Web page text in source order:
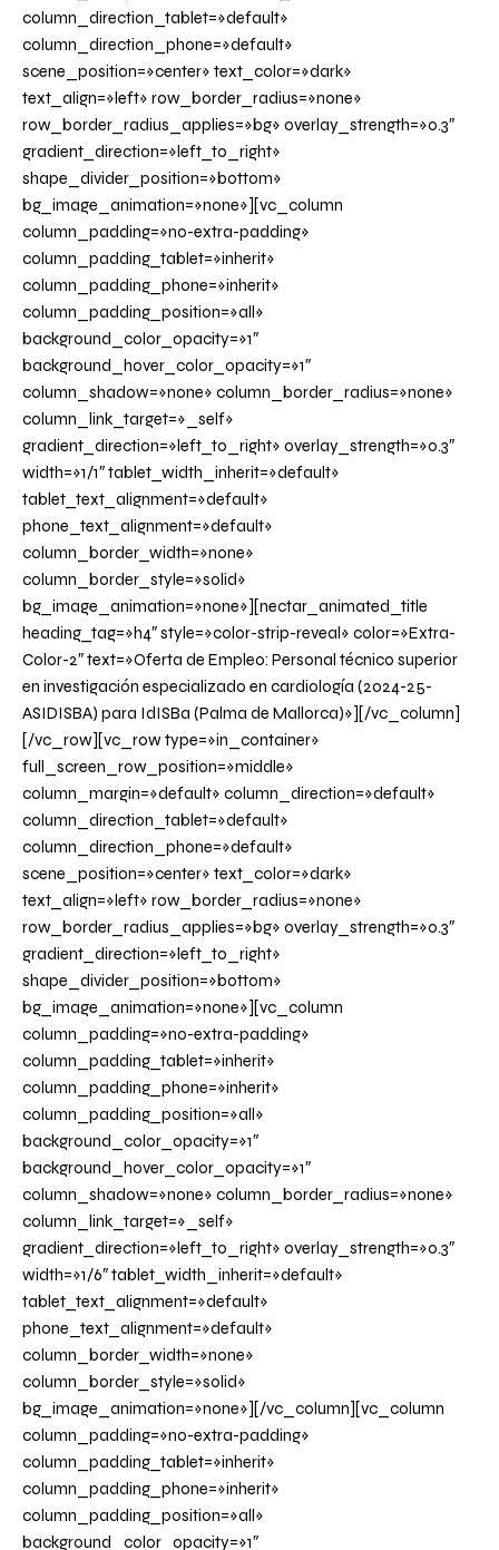
column_direction_tablet=»default»
column_direction_phone=»default»
scene_position=»center» text_color=»dark»
text_align=»left» row_border_radius=»none»
row_border_radius_applies=»bg» overlay_strength=»0.3″
gradient_direction=»left_to_right»
shape_divider_position=»bottom»
bg_image_animation=»none»][vc_column
column_padding=»no-extra-padding»
column_padding_tablet=»inherit»
column_padding_phone=»inherit»
column_padding_position=»all»
background_color_opacity=»1″
background_hover_color_opacity=»1″
column_shadow=»none» column_border_radius=»none»
column_link_target=»_self»
gradient_direction=»left_to_right» overlay_strength=»0.3″
width=»1/1″ tablet_width_inherit=»default»
tablet_text_alignment=»default»
phone_text_alignment=»default»
column_border_width=»none»
column_border_style=»solid»
bg_image_animation=»none»][nectar_animated_title
heading_tag=»h4″ style=»color-strip-reveal» color=»Extra-
Color-2″ text=»Oferta de Empleo: Personal técnico superior
en investigación especializado en cardiología (2024-25-
ASIDISBA) para IdISBa (Palma de Mallorca)»][/vc_column]
[/vc_row][vc_row type=»in_container»
full_screen_row_position=»middle»
column_margin=»default» column_direction=»default»
column_direction_tablet=»default»
column_direction_phone=»default»
scene_position=»center» text_color=»dark»
text_align=»left» row_border_radius=»none»
row_border_radius_applies=»bg» overlay_strength=»0.3″
gradient_direction=»left_to_right»
shape_divider_position=»bottom»
bg_image_animation=»none»][vc_column
column_padding=»no-extra-padding»
column_padding_tablet=»inherit»
column_padding_phone=»inherit»
column_padding_position=»all»
background_color_opacity=»1″
background_hover_color_opacity=»1″
column_shadow=»none» column_border_radius=»none»
column_link_target=»_self»
gradient_direction=»left_to_right» overlay_strength=»0.3″
width=»1/6″ tablet_width_inherit=»default»
tablet_text_alignment=»default»
phone_text_alignment=»default»
column_border_width=»none»
column_border_style=»solid»
bg_image_animation=»none»][/vc_column][vc_column
column_padding=»no-extra-padding»
column_padding_tablet=»inherit»
column_padding_phone=»inherit»
column_padding_position=»all»
background_color_opacity=»1″